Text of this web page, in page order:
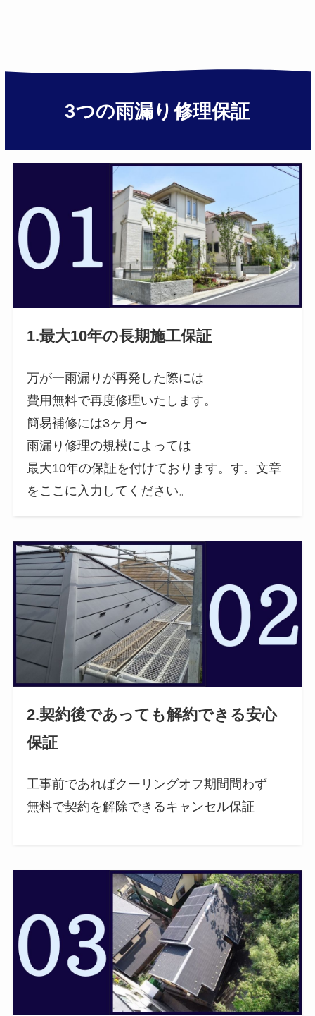
3つの雨漏り修理保証
1.最大10年の長期施工保証
万が一雨漏りが再発した際には
費用無料で再度修理いたします。
簡易補修には3ヶ月〜
雨漏り修理の規模によっては
最大10年の保証を付けております。す。文章
をここに入力してください。
2.契約後であっても解約できる安心
保証
工事前であればクーリングオフ期間問わず
無料で契約を解除できるキャンセル保証